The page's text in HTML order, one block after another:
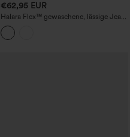
€62,95 EUR
Halara Flex™ gewaschene, lässige Jeans
mit niedriger Taille, geradem Bein und
Taschen